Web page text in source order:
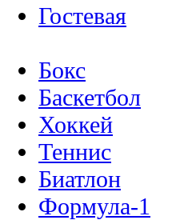
Гостевая
Бокс
Баскетбол
Хоккей
Теннис
Биатлон
Формула-1